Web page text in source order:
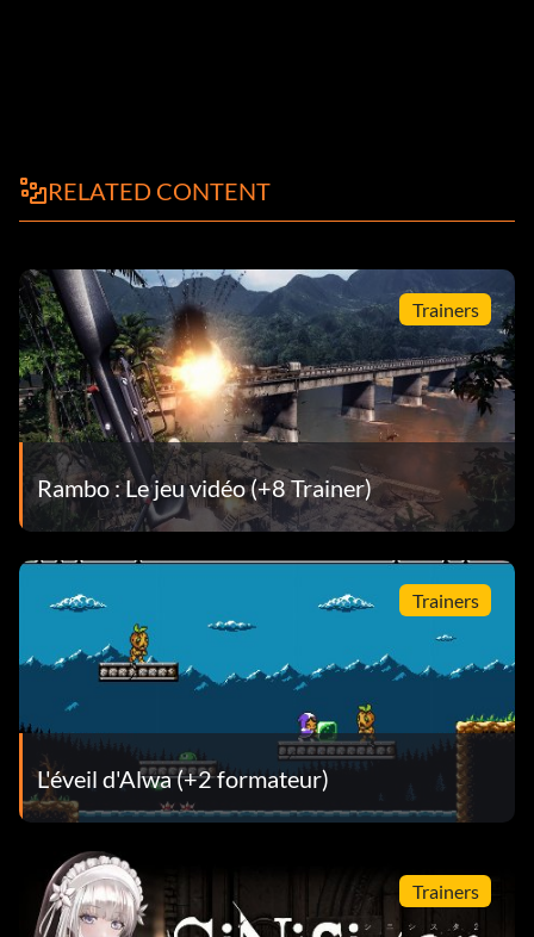
RELATED CONTENT
Trainers
Rambo : Le jeu vidéo (+8 Trainer)
Trainers
L'éveil d'Alwa (+2 formateur)
Trainers